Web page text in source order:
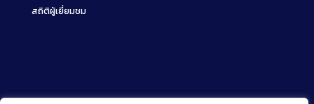
สถิติผู้เยี่ยมชม